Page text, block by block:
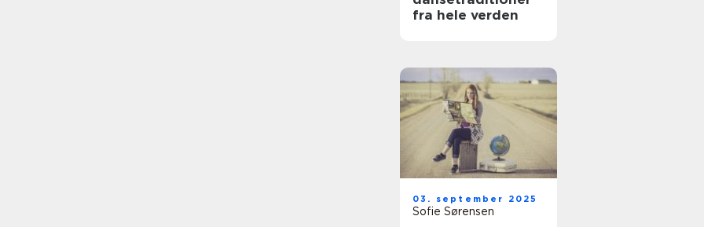
fra hele verden
03. september 2025
Sofie Sørensen